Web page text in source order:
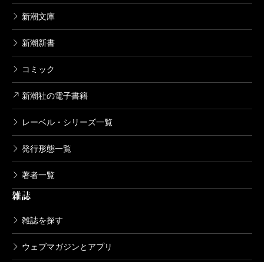
新潮文庫
新潮新書
コミック
新潮社の電子書籍
レーベル・シリーズ一覧
発行形態一覧
著者一覧
雑誌
雑誌を探す
ウェブマガジンとアプリ